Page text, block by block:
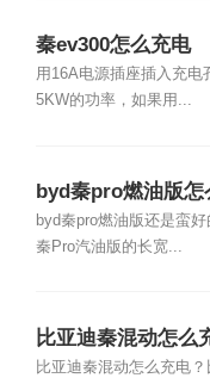
秦ev300怎么充电
用16A电源插座插入充电
5KW的功率，如果用...
byd秦pro燃油版怎
byd秦pro燃油版还是蛮
秦Pro汽油版的长宽...
比亚迪秦混动怎么
比亚迪秦混动怎么充电